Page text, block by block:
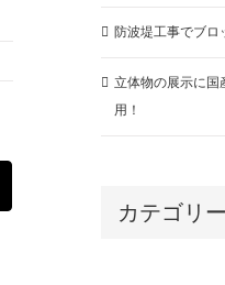
防波堤工事でブロ
立体物の展示に国
用！
カテゴリー